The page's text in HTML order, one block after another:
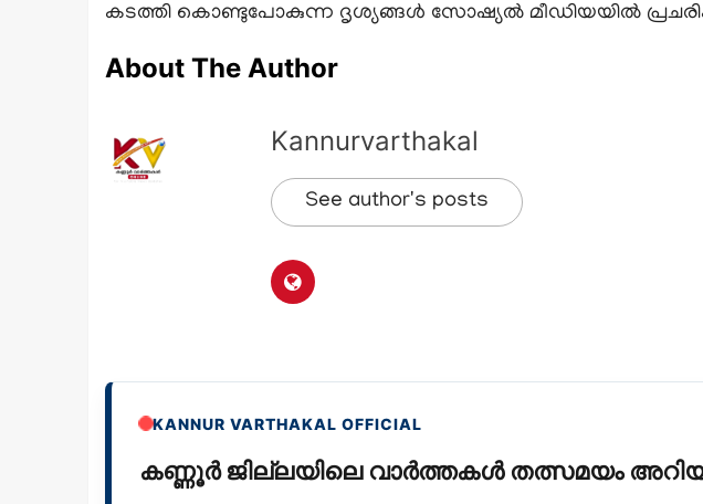
കടത്തി കൊണ്ടുപോകുന്ന ദൃശ്യങ്ങൾ സോഷ്യൽ മീഡിയയിൽ
About The Author
Kannurvarthakal
See author's posts
KANNUR VARTHAKAL OFFICIAL
കണ്ണൂർ ജില്ലയിലെ വാർത്തകൾ തത്സമയം